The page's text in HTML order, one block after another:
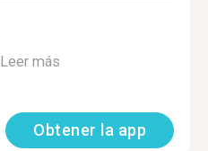
Leer más
Obtener la app